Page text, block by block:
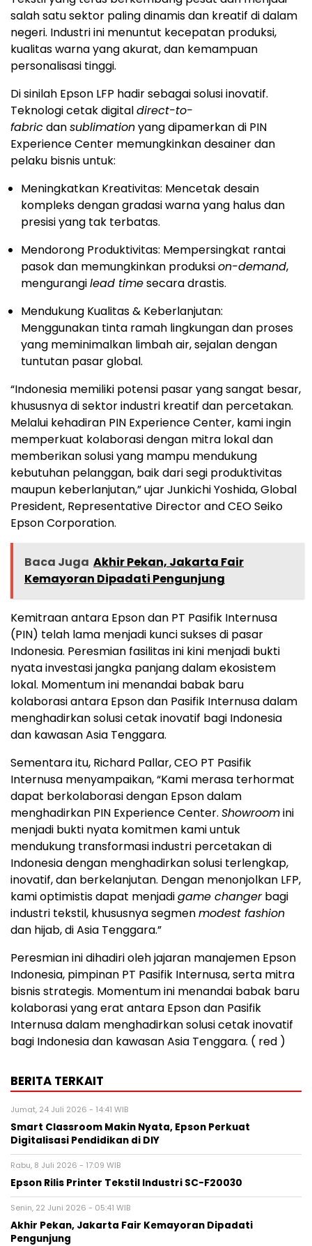
salah satu sektor paling dinamis dan kreatif di dalam
negeri. Industri ini menuntut kecepatan produksi,
kualitas warna yang akurat, dan kemampuan
personalisasi tinggi.
Di sinilah Epson LFP hadir sebagai solusi inovatif.
Teknologi cetak digitaldirect-to-
fabricdansublimationyang dipamerkan di PIN
Experience Center memungkinkan desainer dan
pelaku bisnis untuk:
Meningkatkan Kreativitas: Mencetak desain
kompleks dengan gradasi warna yang halus dan
presisi yang tak terbatas.
Mendorong Produktivitas: Mempersingkat rantai
pasok dan memungkinkan produksion-demand,
mengurangilead timesecara drastis.
Mendukung Kualitas & Keberlanjutan:
Menggunakan tinta ramah lingkungan dan proses
yang meminimalkan limbah air, sejalan dengan
tuntutan pasar global.
“Indonesia memiliki potensi pasar yang sangat besar,
khususnya di sektor industri kreatif dan percetakan.
Melalui kehadiran PIN Experience Center, kami ingin
memperkuat kolaborasi dengan mitra lokal dan
memberikan solusi yang mampu mendukung
kebutuhan pelanggan, baik dari segi produktivitas
maupun keberlanjutan,” ujar Junkichi Yoshida, Global
President, Representative Director and CEO Seiko
Epson Corporation.
Baca Juga Akhir Pekan, Jakarta Fair
Kemayoran Dipadati Pengunjung
Kemitraan antara Epson dan PT Pasifik Internusa
(PIN) telah lama menjadi kunci sukses di pasar
Indonesia. Peresmian fasilitas ini kini menjadi bukti
nyata investasi jangka panjang dalam ekosistem
lokal. Momentum ini menandai babak baru
kolaborasi antara Epson dan Pasifik Internusa dalam
menghadirkan solusi cetak inovatif bagi Indonesia
dan kawasan Asia Tenggara.
Sementara itu, Richard Pallar, CEO PT Pasifik
Internusa menyampaikan, “Kami merasa terhormat
dapat berkolaborasi dengan Epson dalam
menghadirkan PIN Experience Center. Showroomini
menjadi bukti nyata komitmen kami untuk
mendukung transformasi industri percetakan di
Indonesia dengan menghadirkan solusi terlengkap,
inovatif, dan berkelanjutan. Dengan menonjolkan LFP,
kami optimistis dapat menjadigame changerbagi
industri tekstil, khususnya segmenmodest fashion
dan hijab, di Asia Tenggara.”
Peresmian ini dihadiri oleh jajaran manajemen Epson
Indonesia, pimpinan PT Pasifik Internusa, serta mitra
bisnis strategis. Momentum ini menandai babak baru
kolaborasi yang erat antara Epson dan Pasifik
Internusa dalam menghadirkan solusi cetak inovatif
bagi Indonesia dan kawasan Asia Tenggara. ( red )
BERITA TERKAIT
Jumat, 24 Juli 2026 - 14:41 WIB
Smart Classroom Makin Nyata, Epson Perkuat
Digitalisasi Pendidikan di DIY
Rabu, 8 Juli 2026 - 17:09 WIB
Epson Rilis Printer Tekstil Industri SC-F20030
Senin, 22 Juni 2026 - 05:41 WIB
Akhir Pekan, Jakarta Fair Kemayoran Dipadati
Pengunjung